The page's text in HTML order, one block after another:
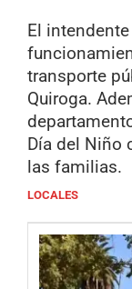
El
transporte
Quiroga.
Día del Niño
las familias.
LOCALES